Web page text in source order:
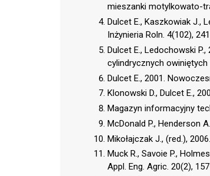
mieszanki motylkowato-
Dulcet E., Kaszkowiak J.,
Inżynieria Roln. 4(102),
Dulcet E., Ledochowski
cylindrycznych owiniętych
Dulcet E., 2001.
Klonowski D., Dulcet E.,
Magazyn informacyjny
McDonald P., Henderson
Mikołajczak J., (red.),
Muck R., Savoie P.,
Appl. Eng. Agric. 20(2),